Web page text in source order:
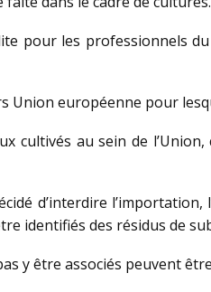
pour les professionnels
européenne pour
cultivés au sein de
d’interdire
identifiés des résidus de
y être associés peuvent